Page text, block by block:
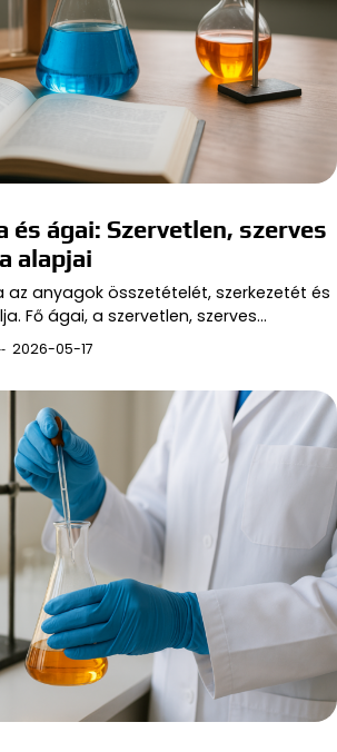
és ágai: Szervetlen, szerves
alapjai
anyagok összetételét, szerkezetét és
Fő ágai, a szervetlen, szerves…
2026-05-17